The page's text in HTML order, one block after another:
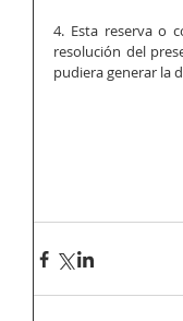
4. Esta reserva o
resolución del
pudiera generar la